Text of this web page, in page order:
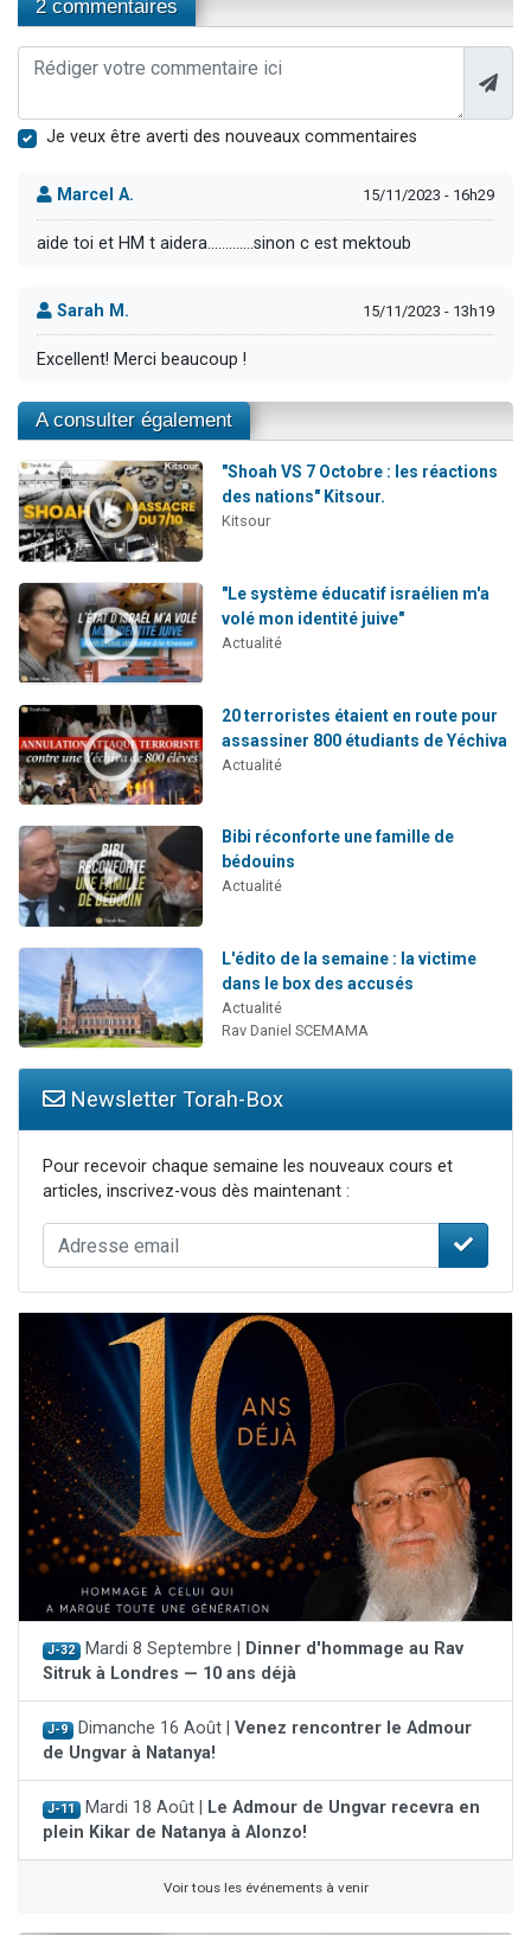
2 commentaires
Je veux être averti des nouveaux commentaires
Marcel A. 15/11/2023 - 16h29
aide toi et HM t aidera.............sinon c est mektoub
Sarah M. 15/11/2023 - 13h19
Excellent! Merci beaucoup !
A consulter également
"Shoah VS 7 Octobre : les réactions
des nations" Kitsour.
Kitsour
"Le système éducatif israélien m'a
volé mon identité juive"
Actualité
20 terroristes étaient en route pour
assassiner 800 étudiants de Yéchiva
Actualité
Bibi réconforte une famille de
bédouins
Actualité
L'édito de la semaine : la victime
dans le box des accusés
Actualité
Rav Daniel SCEMAMA
Newsletter Torah-Box
Pour recevoir chaque semaine les nouveaux cours et
articles, inscrivez-vous dès maintenant :
J-32 Mardi 8 Septembre |
Dinner d'hommage au Rav
Sitruk à Londres — 10 ans déjà
J-9 Dimanche 16 Août | Venez rencontrer le Admour
de Ungvar à Natanya!
J-11 Mardi 18 Août |
Le Admour de Ungvar recevra en
plein Kikar de Natanya à Alonzo!
Voir tous les événements à venir